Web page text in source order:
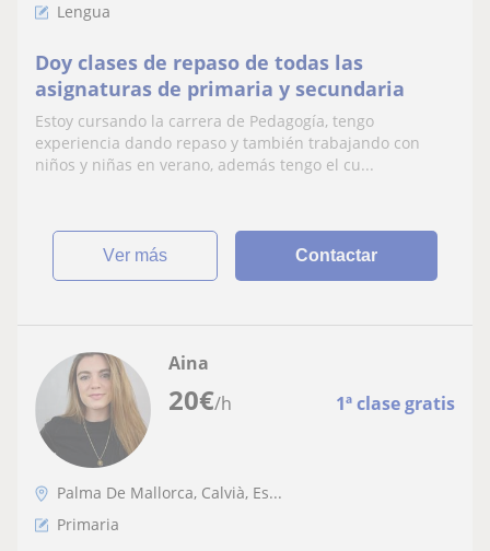
Lengua
Doy clases de repaso de todas las
asignaturas de primaria y secundaria
Estoy cursando la carrera de Pedagogía, tengo
experiencia dando repaso y también trabajando con
niños y niñas en verano, además tengo el cu...
ver más Contactar
20€/h 1ª clase gratis
Aina
Palma De Mallorca, Calvià, Es...
Primaria